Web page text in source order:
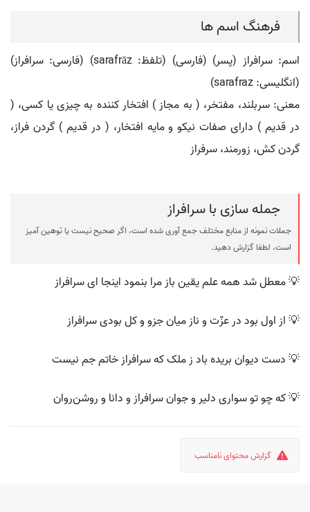
فرهنگ اسم ها
اسم: سرافراز (پسر) (فارسی) (تلفظ: sarafrāz) (فارسی: سرافراز)
(انگلیسی: sarafraz)
معنی: سربلند، مفتخر، ( به مجاز ) افتخار کننده به چیزی یا کسی، (
در قدیم ) دارای صفات نیکو و مایه افتخار، ( در قدیم ) گردن فراز،
گردن کش، زورمند، سرفراز
جمله سازی با سرافراز
جملات نمونه از منابع مختلف جمع آوری شده است، اگر صحیح نیست یا توهین آمیز
است، لطفا گزارش دهید.
💡 معطل شد همه علم یقین باز مرا بنمود اینجا ای سرافراز
💡 از اول بود در عزّت و ناز میان جزو و کل بودی سرافراز
💡 دست دیوان بریده باد ز ملک که سرافراز خاتم جم نیست
💡 که چو تو سواری دلیر و جوان سرافراز و دانا و روشن‌روان
گزارش محتوای نامناسب